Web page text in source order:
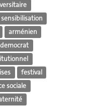
sensibilisation
arménien
democrat
festival
sociale